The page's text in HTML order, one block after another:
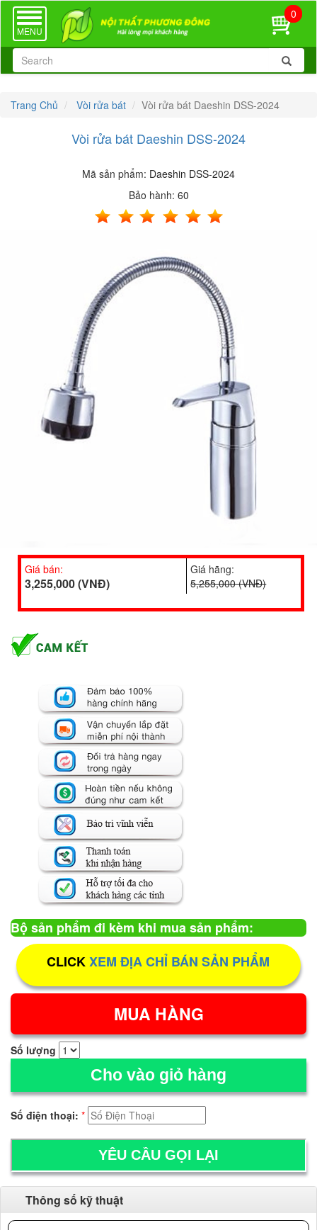
TOGGLE
NAVIGATION
MENU
0
Trang Chủ Vòi rửa bát Vòi rửa bát Daeshin DSS-2024
Vòi rửa bát Daeshin DSS-2024
Mã sản phẩm: Daeshin DSS-2024
Bảo hành: 60
Giá bán:
3,255,000 (VNĐ)
Giá hãng:
5,255,000 (VNĐ)
Bộ sản phẩm đi kèm khi mua sản phẩm:
CLICKXEM ĐỊA CHỈ BÁN SẢN PHẨM
Số lượng
Cho vào giỏ hàng
Số điện thoại: *
Thông số kỹ thuật